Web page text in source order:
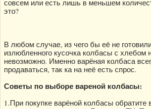
совсем или есть лишь в меньшем
это?
В любом случае, из чего бы её не
излюбленного кусочка колбасы с хлебом
невозможно. Именно варёная колбаса
продаваться, так ка на неё есть спрос.
Советы по выборе вареной колбасы:
1.При покупке варёной колбасы обратите